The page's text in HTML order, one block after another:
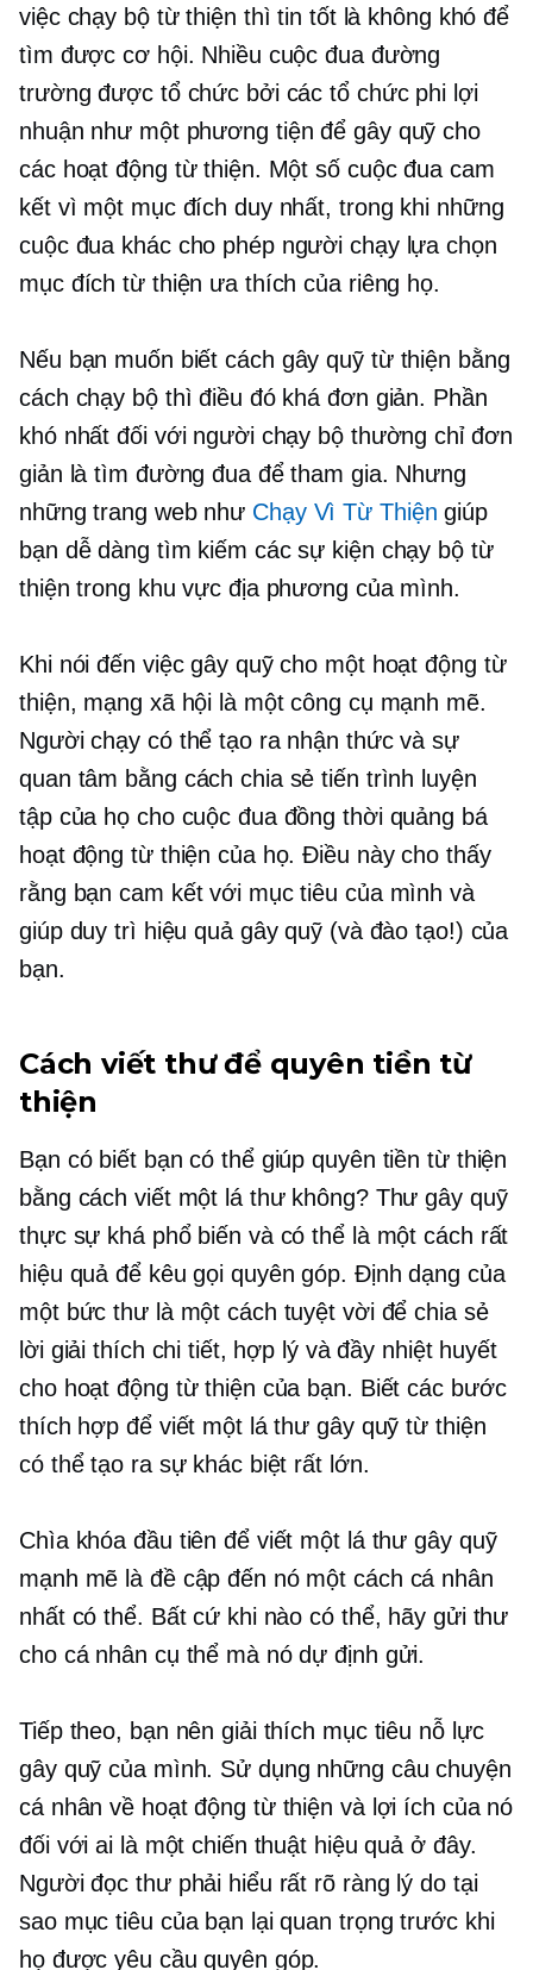
việc chạy bộ từ thiện thì tin tốt là không khó để
tìm được cơ hội. Nhiều cuộc đua đường
trường được tổ chức bởi các tổ chức phi lợi
nhuận như một phương tiện để gây quỹ cho
các hoạt động từ thiện. Một số cuộc đua cam
kết vì một mục đích duy nhất, trong khi những
cuộc đua khác cho phép người chạy lựa chọn
mục đích từ thiện ưa thích của riêng họ.
Nếu bạn muốn biết cách gây quỹ từ thiện bằng
cách chạy bộ thì điều đó khá đơn giản. Phần
khó nhất đối với người chạy bộ thường chỉ đơn
giản là tìm đường đua để tham gia. Nhưng
những trang web như Chạy Vì Từ Thiện giúp
bạn dễ dàng tìm kiếm các sự kiện chạy bộ từ
thiện trong khu vực địa phương của mình.
Khi nói đến việc gây quỹ cho một hoạt động từ
thiện, mạng xã hội là một công cụ mạnh mẽ.
Người chạy có thể tạo ra nhận thức và sự
quan tâm bằng cách chia sẻ tiến trình luyện
tập của họ cho cuộc đua đồng thời quảng bá
hoạt động từ thiện của họ. Điều này cho thấy
rằng bạn cam kết với mục tiêu của mình và
giúp duy trì hiệu quả gây quỹ (và đào tạo!) của
bạn.
Cách viết thư để quyên tiền từ
thiện
Bạn có biết bạn có thể giúp quyên tiền từ thiện
bằng cách viết một lá thư không? Thư gây quỹ
thực sự khá phổ biến và có thể là một cách rất
hiệu quả để kêu gọi quyên góp. Định dạng của
một bức thư là một cách tuyệt vời để chia sẻ
lời giải thích chi tiết, hợp lý và đầy nhiệt huyết
cho hoạt động từ thiện của bạn. Biết các bước
thích hợp để viết một lá thư gây quỹ từ thiện
có thể tạo ra sự khác biệt rất lớn.
Chìa khóa đầu tiên để viết một lá thư gây quỹ
mạnh mẽ là đề cập đến nó một cách cá nhân
nhất có thể. Bất cứ khi nào có thể, hãy gửi thư
cho cá nhân cụ thể mà nó dự định gửi.
Tiếp theo, bạn nên giải thích mục tiêu nỗ lực
gây quỹ của mình. Sử dụng những câu chuyện
cá nhân về hoạt động từ thiện và lợi ích của nó
đối với ai là một chiến thuật hiệu quả ở đây.
Người đọc thư phải hiểu rất rõ ràng lý do tại
sao mục tiêu của bạn lại quan trọng trước khi
họ được yêu cầu quyên góp.